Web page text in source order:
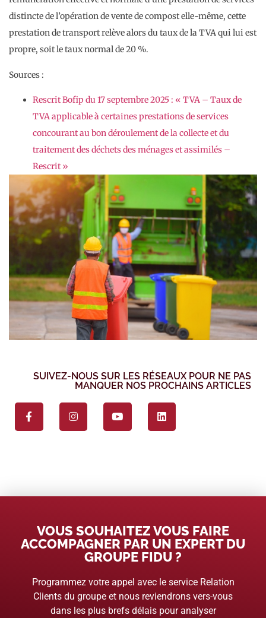
distincte de l’opération de vente de compost elle-même, cette
prestation de transport relève alors du taux de la TVA qui lui est
propre, soit le taux normal de 20 %.
Sources :
Rescrit Bofip du 17 septembre 2025 : « TVA – Taux de
TVA applicable à certaines prestations de services
concourant au bon déroulement de la collecte et du
traitement des déchets des ménages et assimilés –
Rescrit »
SUIVEZ-NOUS SUR LES RÉSEAUX POUR NE PAS
MANQUER NOS PROCHAINS ARTICLES
VOUS SOUHAITEZ VOUS FAIRE
ACCOMPAGNER PAR UN EXPERT DU
GROUPE FIDU ?
Programmez votre appel avec le service Relation
Clients du groupe et nous reviendrons vers-vous
dans les plus brefs délais pour analyser